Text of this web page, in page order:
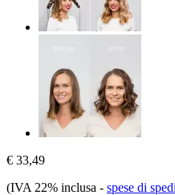
€ 33,49
(IVA 22% inclusa - spese di